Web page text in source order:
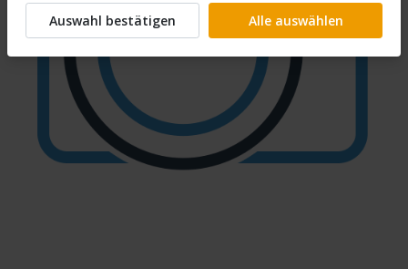
Auswahl bestätigen Alle auswählen